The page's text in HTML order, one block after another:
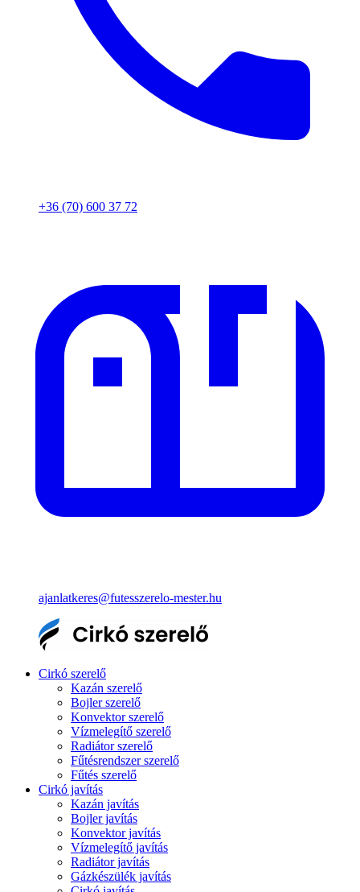
+36 (70) 600 37 72
ajanlatkeres@futesszerelo-mester.hu
Cirkó szerelő
Kazán szerelő
Bojler szerelő
Konvektor szerelő
Vízmelegítő szerelő
Radiátor szerelő
Fűtésrendszer szerelő
Fűtés szerelő
Cirkó javítás
Kazán javítás
Bojler javítás
Konvektor javítás
Vízmelegítő javítás
Radiátor javítás
Gázkészülék javítás